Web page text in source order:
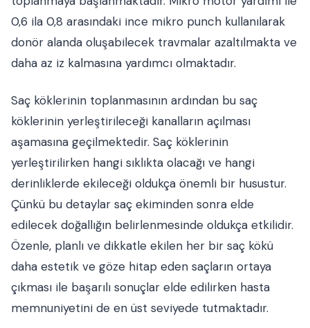
0,6 ila 0,8 arasındaki ince mikro punch kullanılarak
donör alanda oluşabilecek travmalar azaltılmakta ve
daha az iz kalmasına yardımcı olmaktadır.
Saç köklerinin toplanmasının ardından bu saç
köklerinin yerleştirileceği kanalların açılması
aşamasına geçilmektedir. Saç köklerinin
yerleştirilirken hangi sıklıkta olacağı ve hangi
derinliklerde ekileceği oldukça önemli bir husustur.
Çünkü bu detaylar saç ekiminden sonra elde
edilecek doğallığın belirlenmesinde oldukça etkilidir.
Özenle, planlı ve dikkatle ekilen her bir saç kökü
daha estetik ve göze hitap eden saçların ortaya
çıkması ile başarılı sonuçlar elde edilirken hasta
memnuniyetini de en üst seviyede tutmaktadır.